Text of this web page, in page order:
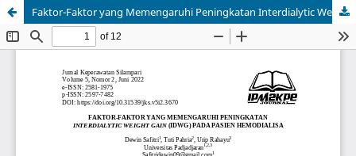
Faktor-Faktor yang Memengaruhi Peningkatan Interdialytic Weight Gain (IDWG) pada Pasien Hemodialisa